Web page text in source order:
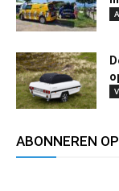
ABONNEREN